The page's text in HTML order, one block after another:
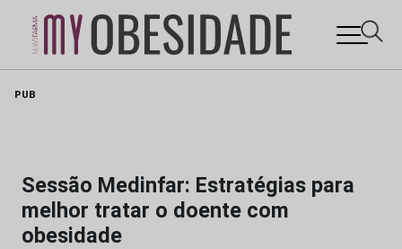
PUB
Sessão Medinfar: Estratégias para
melhor tratar o doente com
obesidade